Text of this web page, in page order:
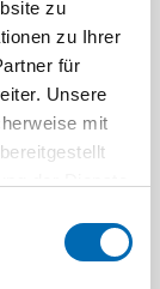
zu
zu Ihrer
für
Unsere
mit
18V
Nr.